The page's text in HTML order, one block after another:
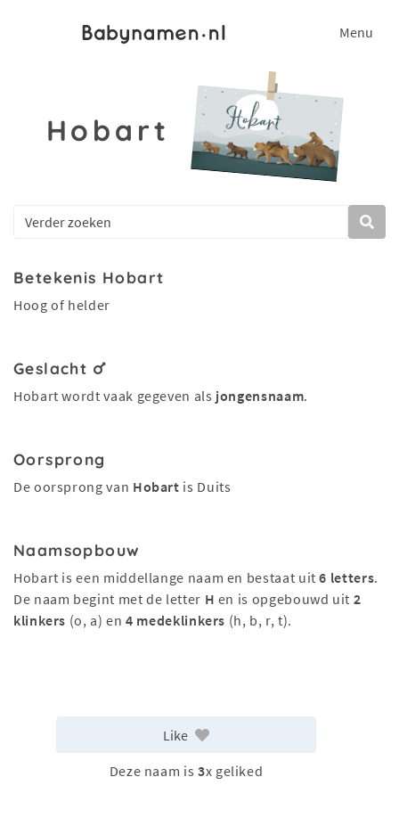
Menu
Hobart
Betekenis Hobart
Hoog of helder
Geslacht
Hobart wordt vaak gegeven als jongensnaam.
Oorsprong
De oorsprong van Hobart is Duits
Naamsopbouw
Hobart is een middellange naam en bestaat uit6 letters.
De naam begint met de letter H en is opgebouwd uit 2
klinkers (o, a) en4 medeklinkers (h, b, r, t).
Like
Deze naam is 3x geliked